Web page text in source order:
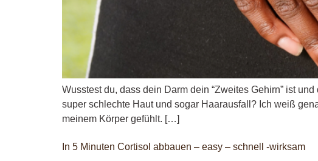
Wusstest du, dass dein Darm dein “Zweites Gehirn” ist
super schlechte Haut und sogar Haarausfall? Ich weiß
meinem Körper gefühlt. […]
In 5 Minuten Cortisol abbauen – easy – schnell -wirksam